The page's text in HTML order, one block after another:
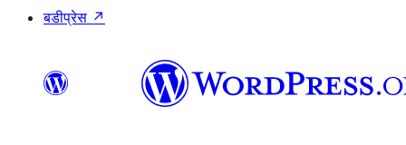
बडीप्रेस ↗